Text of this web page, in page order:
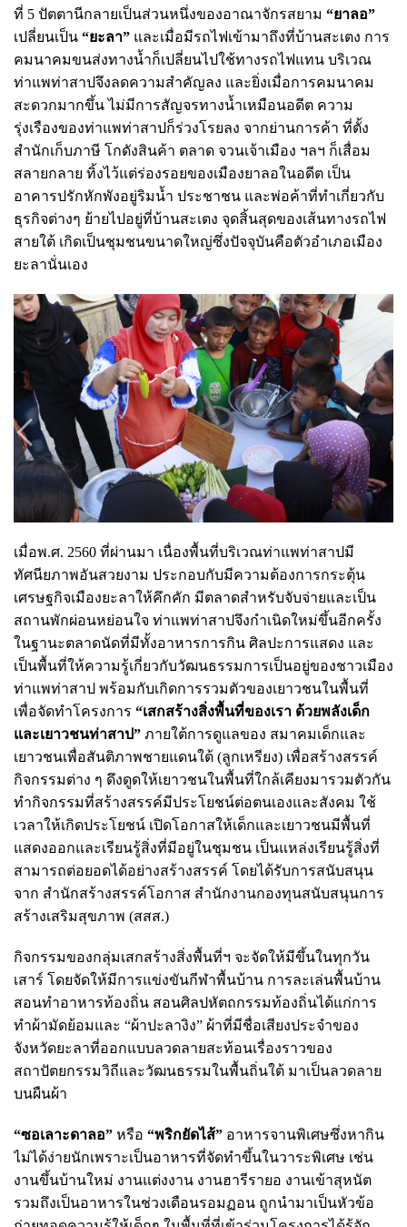
ที่ 5 ปัตตานีกลายเป็นส่วนหนึ่งของอาณาจักรสยาม “ยาลอ”
เปลี่ยนเป็น “ยะลา” และเมื่อมีรถไฟเข้ามาถึงที่บ้านสะเตง การ
คมนาคมขนส่งทางน้ำก็เปลี่ยนไปใช้ทางรถไฟแทน บริเวณ
ท่าแพท่าสาปจึงลดความสำคัญลง และยิ่งเมื่อการคมนาคม
สะดวกมากขึ้น ไม่มีการสัญจรทางน้ำเหมือนอดีต ความ
รุ่งเรืองของท่าแพท่าสาปก็ร่วงโรยลง จากย่านการค้า ที่ตั้ง
สำนักเก็บภาษี โกดังสินค้า ตลาด จวนเจ้าเมือง ฯลฯ ก็เสื่อม
สลายกลาย ทิ้งไว้แต่ร่องรอยของเมืองยาลอในอดีต เป็น
อาคารปรักหักพังอยู่ริมน้ำ ประชาชน และพ่อค้าที่ทำเกี่ยวกับ
ธุรกิจต่างๆ ย้ายไปอยู่ที่บ้านสะเตง จุดสิ้นสุดของเส้นทางรถไฟ
สายใต้ เกิดเป็นชุมชนขนาดใหญ่ซึ่งปัจจุบันคือตัวอำเภอเมือง
ยะลานั่นเอง
เมื่อพ.ศ. 2560 ที่ผ่านมา เนื่องพื้นที่บริเวณท่าแพท่าสาปมี
ทัศนียภาพอันสวยงาม ประกอบกับมีความต้องการกระตุ้น
เศรษฐกิจเมืองยะลาให้คึกคัก มีตลาดสำหรับจับจ่ายและเป็น
สถานพักผ่อนหย่อนใจ ท่าแพท่าสาปจึงกำเนิดใหม่ขึ้นอีกครั้ง
ในฐานะตลาดนัดที่มีทั้งอาหารการกิน ศิลปะการแสดง และ
เป็นพื้นที่ให้ความรู้เกี่ยวกับวัฒนธรรมการเป็นอยู่ของชาวเมือง
ท่าแพท่าสาป พร้อมกับเกิดการรวมตัวของเยาวชนในพื้นที่
เพื่อจัดทำโครงการ “เสกสร้างสิ่งพื้นที่ของเรา ด้วยพลังเด็ก
และเยาวชนท่าสาป” ภายใต้การดูแลของ สมาคมเด็กและ
เยาวชนเพื่อสันติภาพชายแดนใต้ (ลูกเหรียง) เพื่อสร้างสรรค์
กิจกรรมต่าง ๆ ดึงดูดให้เยาวชนในพื้นที่ใกล้เคียงมารวมตัวกัน
ทำกิจกรรมที่สร้างสรรค์มีประโยชน์ต่อตนเองและสังคม ใช้
เวลาให้เกิดประโยชน์ เปิดโอกาสให้เด็กและเยาวชนมีพื้นที่
แสดงออกและเรียนรู้สิ่งที่มีอยู่ในชุมชน เป็นแหล่งเรียนรู้สิ่งที่
สามารถต่อยอดได้อย่างสร้างสรรค์ โดยได้รับการสนับสนุน
จาก สำนักสร้างสรรค์โอกาส สำนักงานกองทุนสนับสนุนการ
สร้างเสริมสุขภาพ (สสส.)
กิจกรรมของกลุ่มเสกสร้างสิ่งพื้นที่ฯ จะจัดให้มีขึ้นในทุกวัน
เสาร์ โดยจัดให้มีการแข่งขันกีฬาพื้นบ้าน การละเล่นพื้นบ้าน
สอนทำอาหารท้องถิ่น สอนศิลปหัตถกรรมท้องถิ่นได้แก่การ
ทำผ้ามัดย้อมและ “ผ้าปะลางิง” ผ้าที่มีชื่อเสียงประจำของ
จังหวัดยะลาที่ออกแบบลวดลายสะท้อนเรื่องราวของ
สถาปัตยกรรมวิถีและวัฒนธรรมในพื้นถิ่นใต้ มาเป็นลวดลาย
บนผืนผ้า
“ซอเลาะดาลอ” หรือ “พริกยัดไส้” อาหารจานพิเศษซึ่งหากิน
ไม่ได้ง่ายนักเพราะเป็นอาหารที่จัดทำขึ้นในวาระพิเศษ เช่น
งานขึ้นบ้านใหม่ งานแต่งงาน งานฮารีรายอ งานเข้าสุหนัต
รวมถึงเป็นอาหารในช่วงเดือนรอมฏอน ถูกนำมาเป็นหัวข้อ